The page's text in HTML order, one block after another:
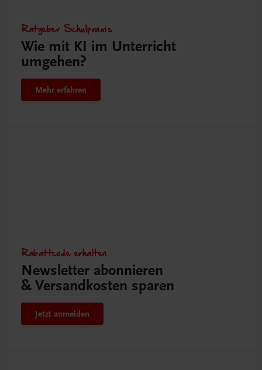
Ratgeber Schulpraxis
Wie mit KI im Unterricht
umgehen?
Mehr erfahren
Rabattcode erhalten
Newsletter abonnieren
& Versandkosten sparen
Jetzt anmelden